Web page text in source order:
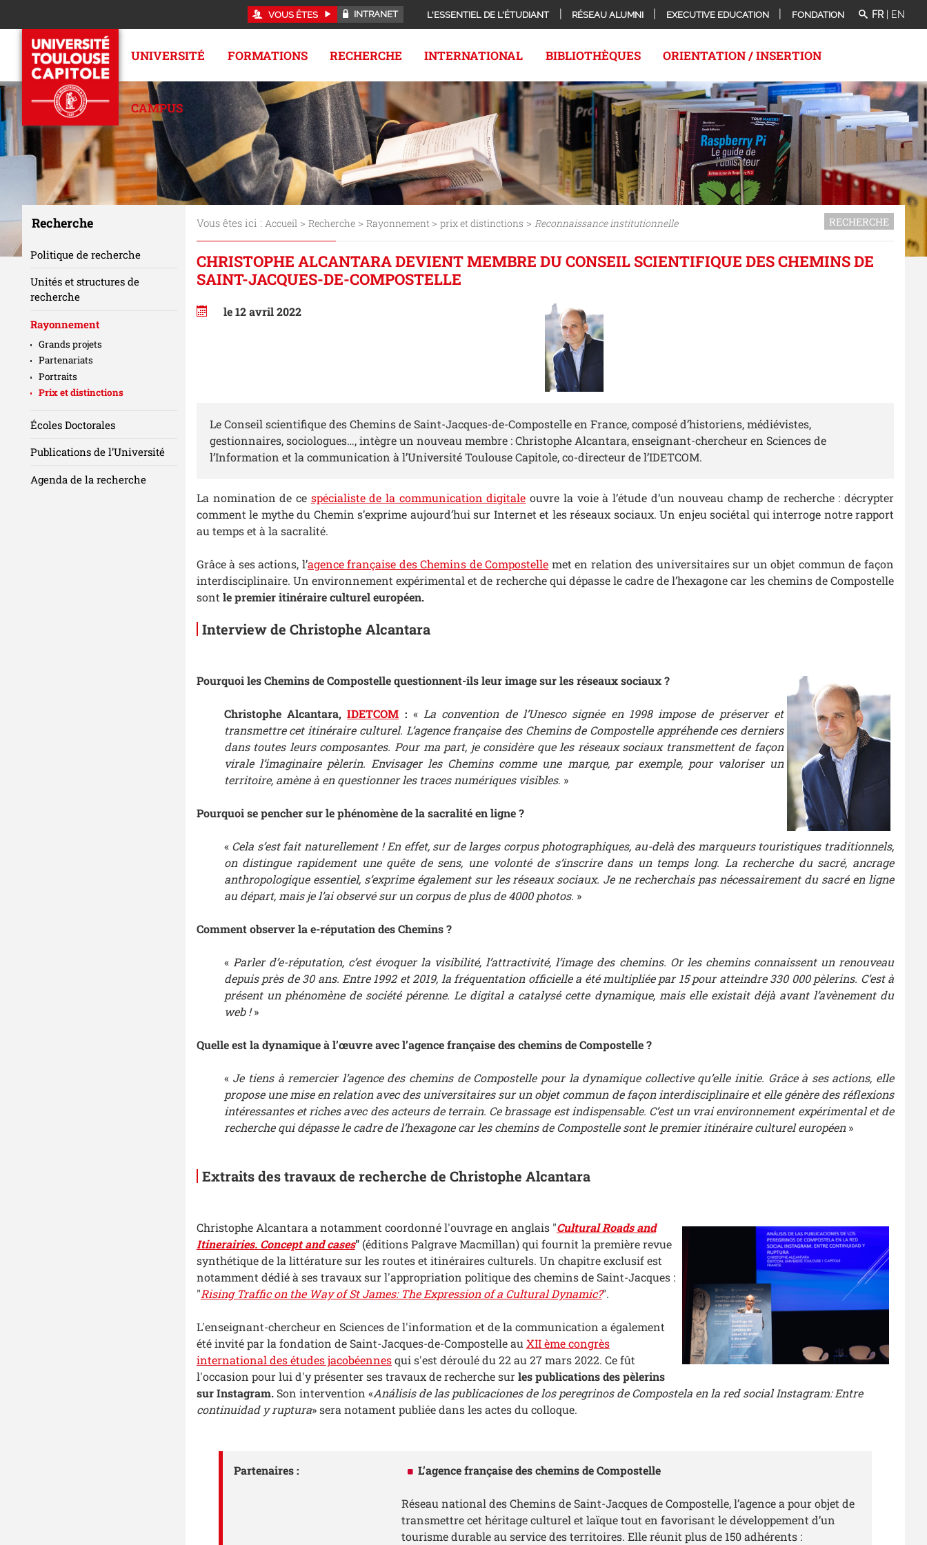
VOUS ÊTES INTRANET L'ESSENTIEL DE L'ÉTUDIANT RÉSEAU ALUMNI EXECUTIVE EDUCATION FONDATION FR EN
UNIVERSITÉ FORMATIONS RECHERCHE INTERNATIONAL BIBLIOTHÈQUES ORIENTATION / INSERTION
CAMPUS
Vous êtes ici : Accueil> Recherche> Rayonnement > prix et distinctions > Reconnaissance institutionnelle RECHERCHE
CHRISTOPHE ALCANTARA DEVIENT MEMBRE DU CONSEIL SCIENTIFIQUE DES CHEMINS DE
SAINT-JACQUES-DE-COMPOSTELLE
le 12 avril 2022
Le Conseil scientifique des Chemins de Saint-Jacques-de-Compostelle en France, composé d’historiens, médiévistes,
gestionnaires, sociologues…, intègre un nouveau membre : Christophe Alcantara, enseignant-chercheur en Sciences de
l’Information et la communication à l’Université Toulouse Capitole, co-directeur de l’IDETCOM.
La nomination de ce spécialiste de la communication digitale ouvre la voie à l’étude d’un nouveau champ de recherche : décrypter
comment le mythe du Chemin s’exprime aujourd’hui sur Internet et les réseaux sociaux. Un enjeu sociétal qui interroge notre rapport
au temps et à la sacralité.
Grâce à ses actions, l’agence française des Chemins de Compostelle met en relation des universitaires sur un objet commun de façon
interdisciplinaire. Un environnement expérimental et de recherche qui dépasse le cadre de l’hexagone car les chemins de Compostelle
sontle premier itinéraire culturel européen.
Interview de Christophe Alcantara
Pourquoi les Chemins de Compostelle questionnent-ils leur image sur les réseaux sociaux ?
Christophe Alcantara,IDETCOM : «La convention de l’Unesco signée en 1998 impose de préserver et
transmettre cet itinéraire culturel. L’agence française des Chemins de Compostelle appréhende ces derniers
dans toutes leurs composantes. Pour ma part, je considère que les réseaux sociaux transmettent de façon
virale l’imaginaire pèlerin. Envisager les Chemins comme une marque, par exemple, pour valoriser un
territoire, amène à en questionner les traces numériques visibles. »
Pourquoi se pencher sur le phénomène de la sacralité en ligne ?
« Cela s’est fait naturellement ! En effet, sur de larges corpus photographiques, au-delà des marqueurs touristiques traditionnels,
on distingue rapidement une quête de sens, une volonté de s’inscrire dans un temps long. La recherche du sacré, ancrage
anthropologique essentiel, s’exprime également sur les réseaux sociaux. Je ne recherchais pas nécessairement du sacré en ligne
au départ, mais je l’ai observé sur un corpus de plus de 4000 photos. »
Comment observer la e-réputation des Chemins ?
« Parler d’e-réputation, c’est évoquer la visibilité, l’attractivité, l’image des chemins. Or les chemins connaissent un renouveau
depuis près de 30 ans. Entre 1992 et 2019, la fréquentation officielle a été multipliée par 15 pour atteindre 330 000 pèlerins. C’est à
présent un phénomène de société pérenne. Le digital a catalysé cette dynamique, mais elle existait déjà avant l’avènement du
web !»
Quelle est la dynamique à l’œuvre avec l’agence française des chemins de Compostelle ?
« Je tiens à remercier l’agence des chemins de Compostelle pour la dynamique collective qu’elle initie. Grâce à ses actions, elle
propose une mise en relation avec des universitaires sur un objet commun de façon interdisciplinaire et elle génère des réflexions
intéressantes et riches avec des acteurs de terrain. Ce brassage est indispensable. C’est un vrai environnement expérimental et de
recherche qui dépasse le cadre de l’hexagone car les chemins de Compostelle sont le premier itinéraire culturel européen»
Extraits des travaux de recherche de Christophe Alcantara
Christophe Alcantara a notamment coordonné l'ouvrage en anglais "Cultural Roads and
Itinerairies. Concept and cases"(éditions Palgrave Macmillan) qui fournit la première revue
synthétique de la littérature sur les routes et itinéraires culturels. Un chapitre exclusif est
notamment dédié à ses travaux sur l'appropriation politique des chemins de Saint-Jacques :
"Rising Traffic on the Way of St James: The Expression of a Cultural Dynamic?".
L'enseignant-chercheur en Sciences de l'information et de la communication a également
été invité par la fondation de Saint-Jacques-de-Compostelle auXII ème congrès
international des études jacobéennesqui s'est déroulé du 22 au 27 mars 2022. Ce fût
l'occasion pour lui d'y présenter ses travaux de recherche surles publications des pèlerins
sur Instagram. Son intervention «Análisis de las publicaciones de los peregrinos de Compostela en la red social Instagram: Entre
continuidad y ruptura» sera notament publiée dans les actes du colloque.
Partenaires : L’agence française des chemins de Compostelle
Réseau national des Chemins de Saint-Jacques de Compostelle, l’agence a pour objet de
transmettre cet héritage culturel et laïque tout en favorisant le développement d’un
tourisme durable au service des territoires. Elle réunit plus de 150 adhérents :
Recherche
Politique de recherche
Unités et structures de
recherche
Rayonnement
Grands projets
Partenariats
Portraits
Prix et distinctions
Écoles Doctorales
Publications de l’Université
Agenda de la recherche